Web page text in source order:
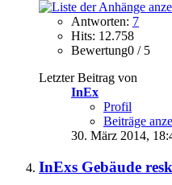
Antworten: 7
Hits: 12.758
Bewertung0 / 5
Letzter Beitrag von
InEx
Profil
Beiträge
30. März 2014,
InExs Gebäude